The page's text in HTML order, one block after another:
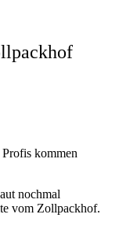
kommen
nochmal
vom Zollpackhof.